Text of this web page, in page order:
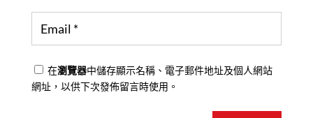
在瀏覽器中儲存顯示名稱、電子郵件地址及個人網站
網址，以供下次發佈留言時使用。